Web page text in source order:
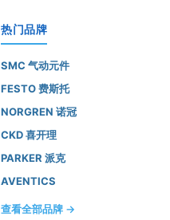
热门品牌
SMC 气动元件
FESTO 费斯托
NORGREN 诺冠
CKD 喜开理
PARKER 派克
AVENTICS
查看全部品牌 →